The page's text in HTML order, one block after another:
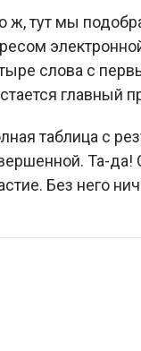
ж, тут мы
слова с
главный
таблица с
Та-
Без него